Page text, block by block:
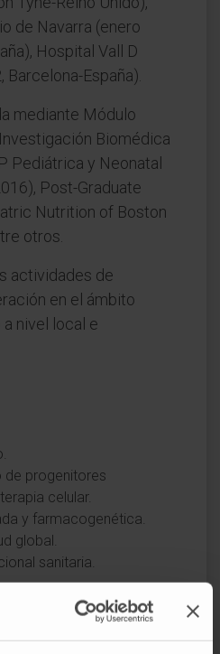
de Navarra (enero
Hospital Vall D
Barcelona-España).
mediante Módulo
Biomédica
Pediátrica y Neonatal
Post-Graduate
Nutrition of Boston
otros.
actividades de
en el ámbito
nivel local e
de progenitores
celular.
y farmacogenética.
global.
sanitaria.